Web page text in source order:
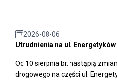
2026-08-06
Utrudnienia na ul. Energetyków
Od 10 sierpnia br. nastąpią
drogowego na części ul.